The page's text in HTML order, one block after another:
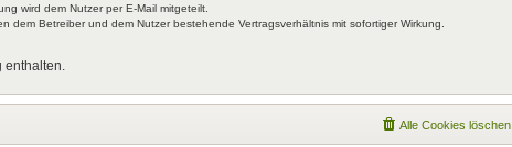
wird dem Nutzer per E-Mail mitgeteilt.
Betreiber und dem Nutzer bestehende Vertragsverhältnis mit sofortiger Wirkung.
Alle Cookies löschen